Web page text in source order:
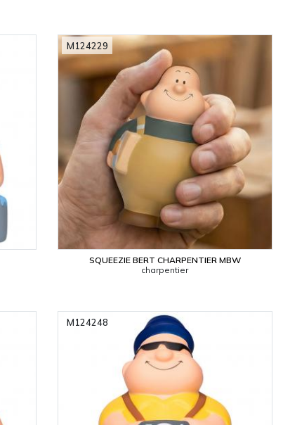
SQUEEZIE BERT CHARPENTIER MBW
charpentier
M124229
M124248